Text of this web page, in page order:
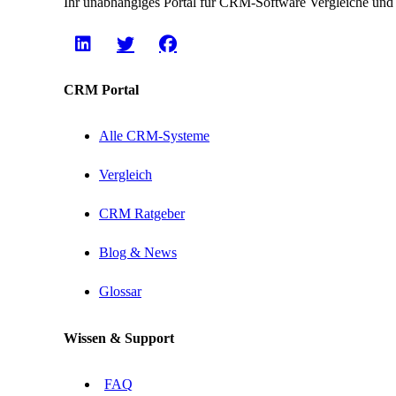
CRM Portal
Alle CRM-Systeme
Vergleich
CRM Ratgeber
Blog & News
Glossar
Wissen & Support
FAQ